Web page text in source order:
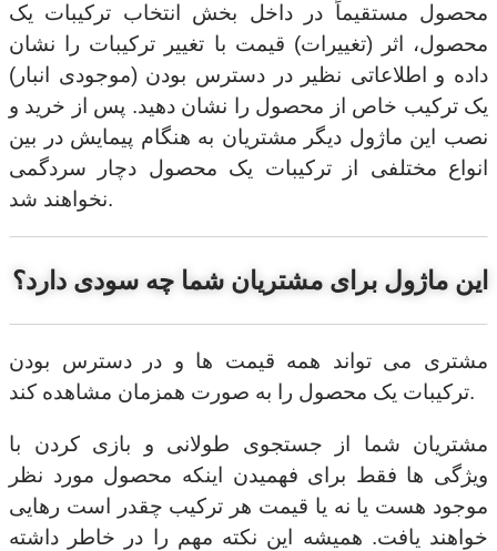
محصول مستقیماً در داخل بخش انتخاب ترکیبات یک
محصول، اثر (تغییرات) قیمت با تغییر ترکیبات را نشان
داده و اطلاعاتی نظیر در دسترس بودن (موجودی انبار)
یک ترکیب خاص از محصول را نشان دهید. پس از خرید و
نصب این ماژول دیگر مشتریان به هنگام پیمایش در بین
انواع مختلفی از ترکیبات یک محصول دچار سردگمی
نخواهند شد.
این ماژول برای مشتریان شما چه سودی دارد؟
مشتری می تواند همه قیمت ها و در دسترس بودن
ترکیبات یک محصول را به صورت همزمان مشاهده کند.
مشتریان شما از جستجوی طولانی و بازی کردن با
ویژگی ها فقط برای فهمیدن اینکه محصول مورد نظر
موجود هست یا نه یا قیمت هر ترکیب چقدر است رهایی
خواهند یافت. همیشه این نکته مهم را در خاطر داشته